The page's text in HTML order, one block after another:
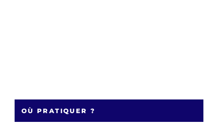
OÙ PRATIQUER ?